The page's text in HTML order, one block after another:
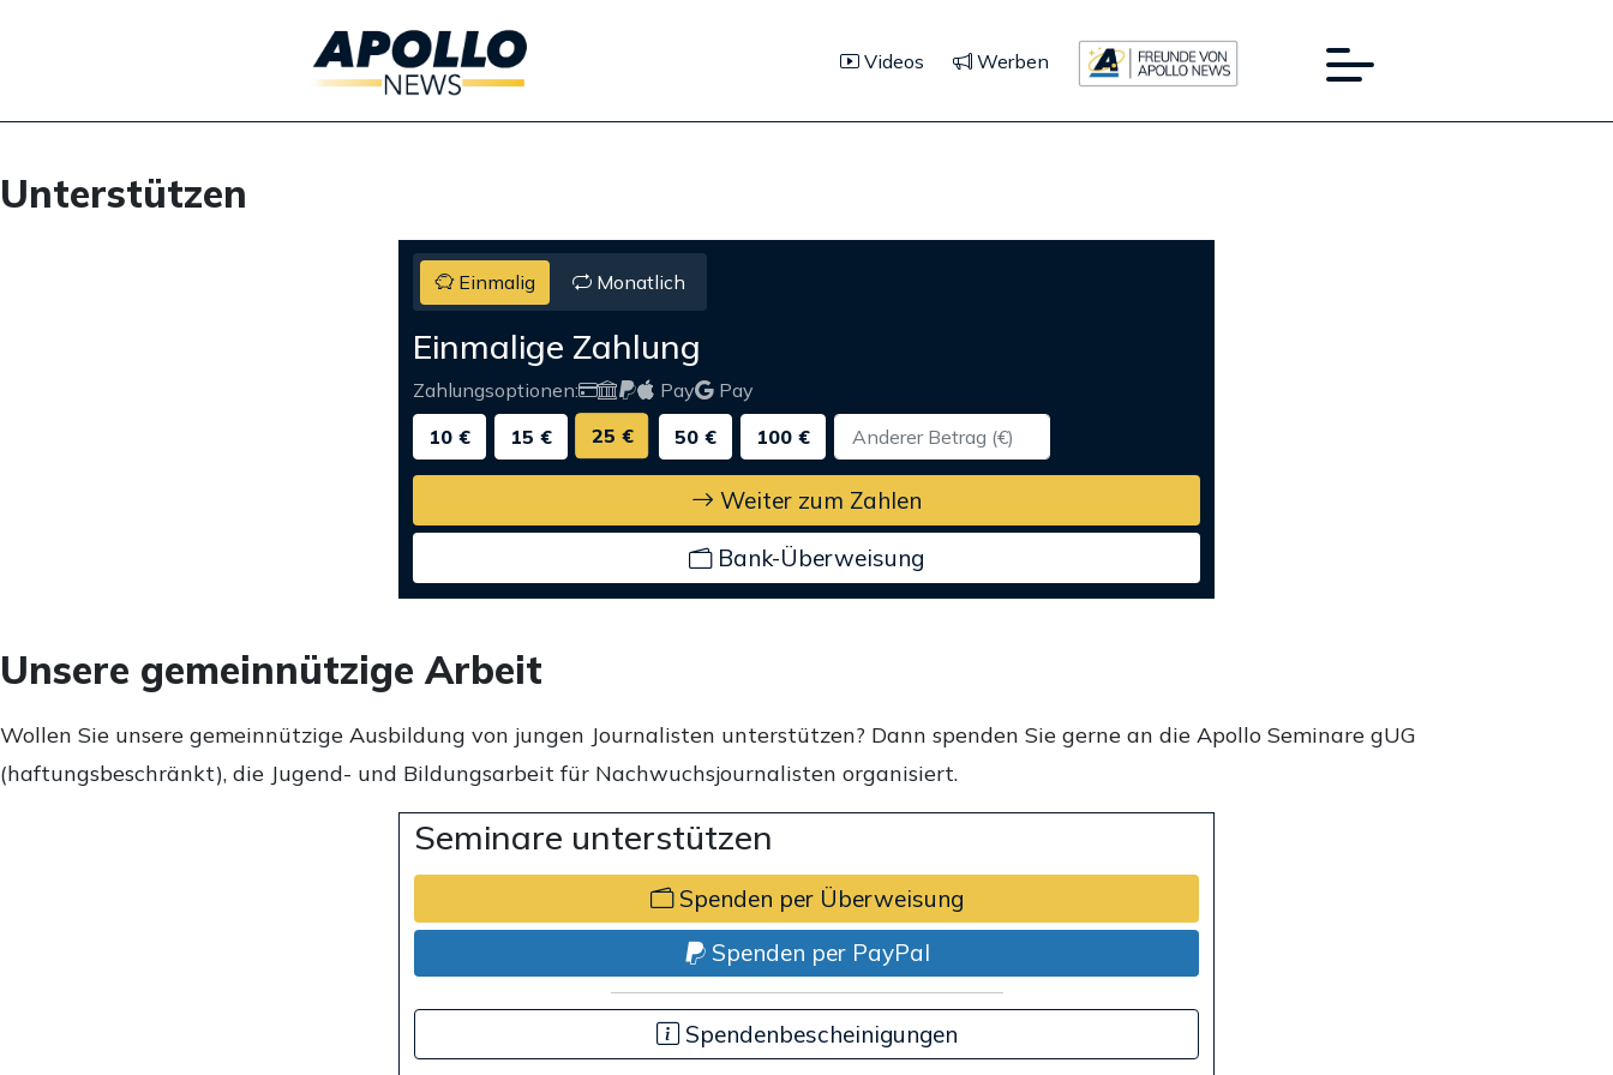
Videos Werben
Unterstützen
Einmalig Monatlich
Einmalige Zahlung
Zahlungsoptionen: Pay
Pay
10 €
15 € 25 € 50 € 100 €
Weiter zum Zahlen
Bank-Überweisung
Unsere gemeinnützige Arbeit
Wollen Sie unsere gemeinnützige Ausbildung von jungen Journalisten unterstützen? Dann spenden Sie gerne an die Apollo Seminare gUG
(haftungsbeschränkt), die Jugend- und Bildungsarbeit für Nachwuchsjournalisten organisiert.
Seminare unterstützen
Spenden per Überweisung
Spenden per PayPal
Spendenbescheinigungen